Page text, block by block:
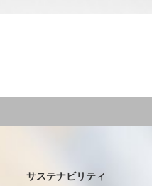
サステナビリティ